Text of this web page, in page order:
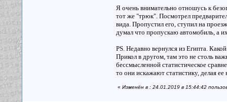
Я очень внимательно отношусь к
тот же "трюк". Посмотрел
вида. Пропустил его, ступил на
думал что пропускаю автомобиль, а
PS. Недавно вернулся из Египта.
Прикол в другом, там это не столь
бессмысленной статистическое
то они искажают статистику, делая
« Изменён в : 24.01.2019 в 15:44:42